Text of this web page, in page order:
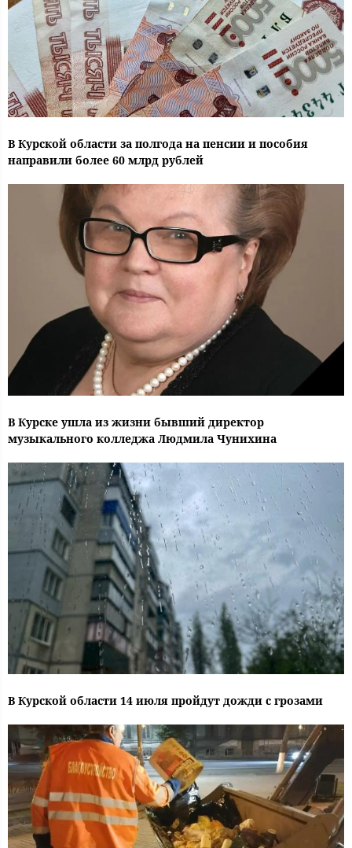
В Курской области за полгода на пенсии и пособия
направили более 60 млрд рублей
В Курске ушла из жизни бывший директор
музыкального колледжа Людмила Чунихина
В Курской области 14 июля пройдут дожди с грозами